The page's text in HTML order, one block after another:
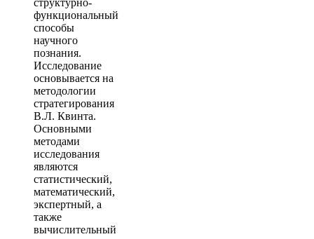
функциональный
способы
научного
познания.
Исследование
основывается на
методологии
стратегирования
В.Л. Квинта.
Основными
методами
исследования
являются
статистический,
математический,
экспертный, а
также
вычислительный